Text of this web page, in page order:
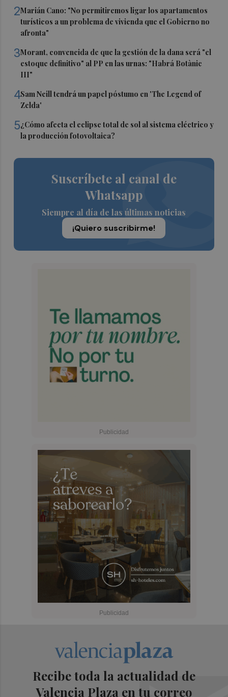
2Marián Cano: "No permitiremos ligar los apartamentos
turísticos a un problema de vivienda que el Gobierno no
afronta"
3Morant, convencida de que la gestión de la dana será "el
estoque definitivo" al PP en las urnas: "Habrá Botànic
III"
4Sam Neill tendrá un papel póstumo en 'The Legend of
Zelda'
5¿Cómo afecta el eclipse total de sol al sistema eléctrico y
la producción fotovoltaica?
Suscríbete al canal de
Whatsapp
Siempre al día de las últimas noticias
¡Quiero suscribirme!
Recibe toda la actualidad de
Valencia Plaza en tu correo